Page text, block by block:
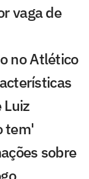
vaga de
no Atlético
Luiz
tem'
sobre